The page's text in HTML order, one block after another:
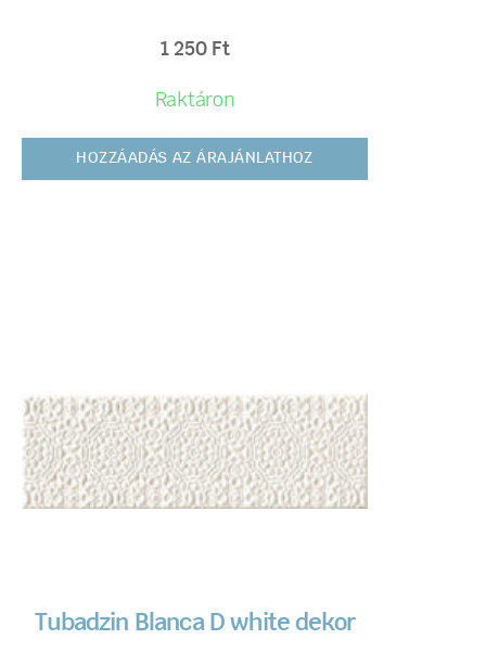
1 250 Ft
Raktáron
HOZZÁADÁS AZ ÁRAJÁNLATHOZ
Tubadzin Blanca D white dekor